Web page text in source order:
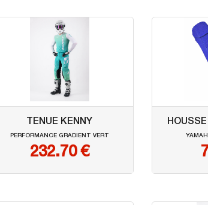
TENUE KENNY
PERFORMANCE GRADIENT VERT
232.70 €